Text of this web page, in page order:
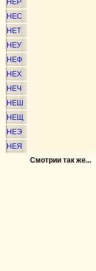
НЕР
НЕС
НЕТ
НЕУ
НЕФ
НЕХ
НЕЧ
НЕШ
НЕЩ
НЕЭ
НЕЯ
Смотрии так же...